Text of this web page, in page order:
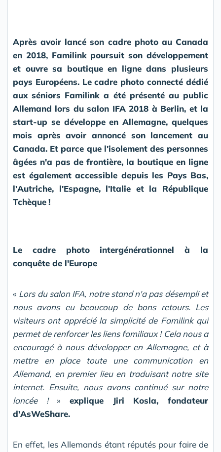
Après avoir lancé son cadre photo au Canada
en 2018, Familink poursuit son développement
et ouvre sa boutique en ligne dans plusieurs
pays Européens. Le cadre photo connecté dédié
aux séniors Familink a été présenté au public
Allemand lors du salon IFA 2018 à Berlin, et la
start-up se développe en Allemagne, quelques
mois après avoir annoncé son lancement au
Canada. Et parce que l'isolement des personnes
âgées n'a pas de frontière, la boutique en ligne
est également accessible depuis les Pays Bas,
l'Autriche, l'Espagne, l'Italie et la République
Tchèque!
Le cadre photo intergénérationnel à la
conquête de l'Europe
« Lors du salon IFA, notre stand n'a pas désempli et
nous avons eu beaucoup de bons retours. Les
visiteurs ont apprécié la simplicité de Familink qui
permet de renforcer les liens familiaux ! Cela nous a
encouragé à nous développer en Allemagne, et à
mettre en place toute une communication en
Allemand, en premier lieu en traduisant notre site
internet. Ensuite, nous avons continué sur notre
lancée
!»explique Jiri Kosla, fondateur
d'AsWeShare.
En effet, les Allemands étant réputés pour faire de